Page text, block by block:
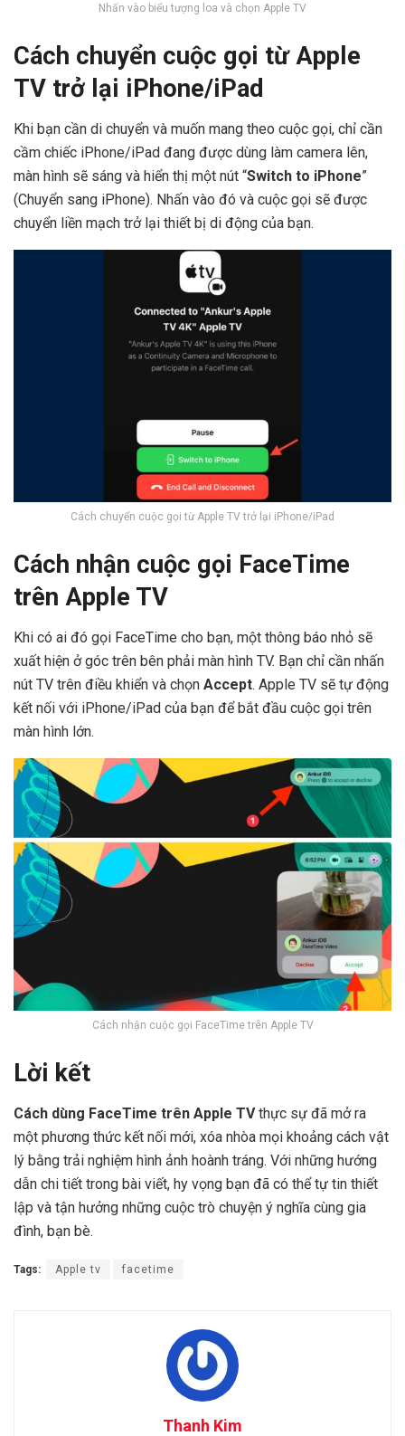
Nhấn vào biểu tượng loa và chọn Apple TV
Cách chuyển cuộc gọi từ Apple
TV trở lại iPhone/iPad
Khi bạn cần di chuyển và muốn mang theo cuộc gọi, chỉ cần
cầm chiếc iPhone/iPad đang được dùng làm camera lên,
màn hình sẽ sáng và hiển thị một nút “Switch to iPhone”
(Chuyển sang iPhone). Nhấn vào đó và cuộc gọi sẽ được
chuyển liền mạch trở lại thiết bị di động của bạn.
Cách chuyển cuộc gọi từ Apple TV trở lại iPhone/iPad
Cách nhận cuộc gọi FaceTime
trên Apple TV
Khi có ai đó gọi FaceTime cho bạn, một thông báo nhỏ sẽ
xuất hiện ở góc trên bên phải màn hình TV. Bạn chỉ cần nhấn
nút TV trên điều khiển và chọn Accept. Apple TV sẽ tự động
kết nối với iPhone/iPad của bạn để bắt đầu cuộc gọi trên
màn hình lớn.
Cách nhận cuộc gọi FaceTime trên Apple TV
Lời kết
Cách dùng FaceTime trên Apple TVthực sự đã mở ra
một phương thức kết nối mới, xóa nhòa mọi khoảng cách vật
lý bằng trải nghiệm hình ảnh hoành tráng. Với những hướng
dẫn chi tiết trong bài viết, hy vọng bạn đã có thể tự tin thiết
lập và tận hưởng những cuộc trò chuyện ý nghĩa cùng gia
đình, bạn bè.
Tags: Apple tv facetime
Thanh Kim